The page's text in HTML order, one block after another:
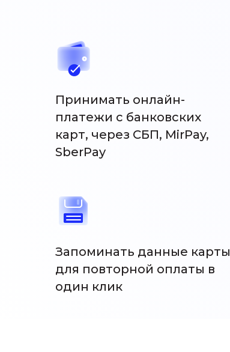
Принимать онлайн-
платежи с банковских
карт, через СБП, MirPay,
SberPay
Запоминать данные карты
для повторной оплаты в
один клик